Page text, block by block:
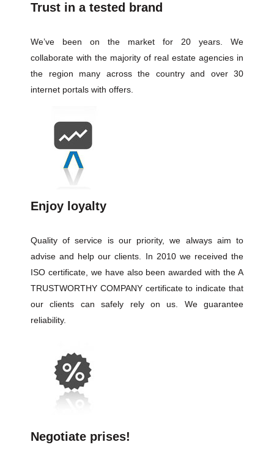
Trust in a tested brand
We’ve been on the market for 20 years. We
collaborate with the majority of real estate agencies in
the region many across the country and over 30
internet portals with offers.
Enjoy loyalty
Quality of service is our priority, we always aim to
advise and help our clients. In 2010 we received the
ISO certificate, we have also been awarded with the A
TRUSTWORTHY COMPANY certificate to indicate that
our clients can safely rely on us. We guarantee
reliability.
Negotiate prises!